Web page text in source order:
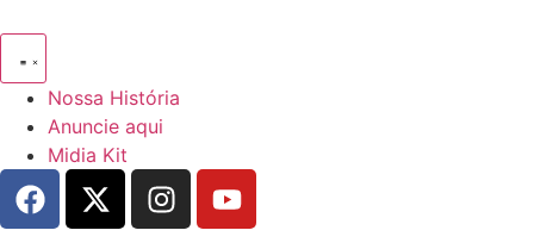
Nossa História
Anuncie aqui
Midia Kit